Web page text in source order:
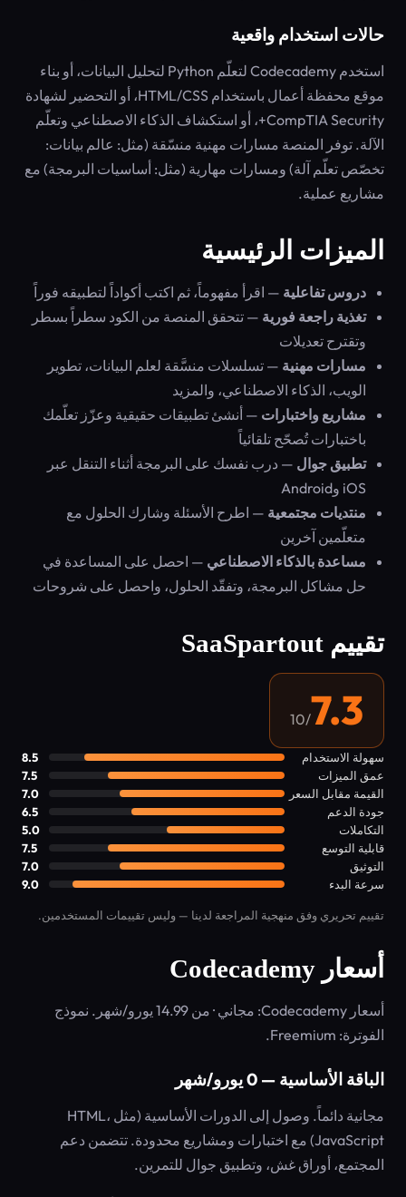
حالات استخدام واقعية
استخدم Codecademy لتعلّم Python لتحليل البيانات، أو بناء
موقع محفظة أعمال باستخدام HTML/CSS، أو التحضير لشهادة
CompTIA Security+، أو استكشاف الذكاء الاصطناعي وتعلّم
الآلة. توفر المنصة مسارات مهنية منسّقة (مثل: عالم بيانات:
تخصّص تعلّم آلة) ومسارات مهارية (مثل: أساسيات البرمجة) مع
مشاريع عملية.
الميزات الرئيسية
دروس تفاعلية — اقرأ مفهوماً، ثم اكتب أكواداً لتطبيقه فوراً
تغذية راجعة فورية — تتحقق المنصة من الكود سطراً بسطر
وتقترح تعديلات
مسارات مهنية — تسلسلات منسَّقة لعلم البيانات، تطوير
الويب، الذكاء الاصطناعي، والمزيد
مشاريع واختبارات — أنشئ تطبيقات حقيقية وعزّز تعلّمك
باختبارات تُصحّح تلقائياً
تطبيق جوال — درب نفسك على البرمجة أثناء التنقل عبر
iOS وAndroid
منتديات مجتمعية — اطرح الأسئلة وشارك الحلول مع
متعلّمين آخرين
مساعدة بالذكاء الاصطناعي — احصل على المساعدة في
حل مشاكل البرمجة، وتفقّد الحلول، واحصل على شروحات
تقييم SaaSpartout
7.3
/10
سهولة الاستخدام
8.5
عمق الميزات
7.5
القيمة مقابل السعر
7.0
جودة الدعم
6.5
التكاملات
5.0
قابلية التوسع
7.5
التوثيق
7.0
سرعة البدء
9.0
تقييم تحريري وفق منهجية المراجعة لدينا — وليس تقييمات المستخدمين.
أسعار Codecademy
أسعار Codecademy: مجاني · من 14.99 يورو/شهر. نموذج
الفوترة: Freemium.
الباقة الأساسية — 0 يورو/شهر
مجانية دائماً. وصول إلى الدورات الأساسية (مثل HTML،
JavaScript) مع اختبارات ومشاريع محدودة. تتضمن دعم
المجتمع، أوراق غش، وتطبيق جوال للتمرين.